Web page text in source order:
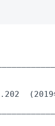
(2019